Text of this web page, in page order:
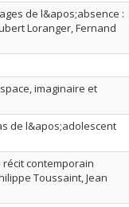
de l&apos;absence :
Loranger, Fernand
imaginaire et
de l&apos;adolescent
contemporain
Toussaint, Jean